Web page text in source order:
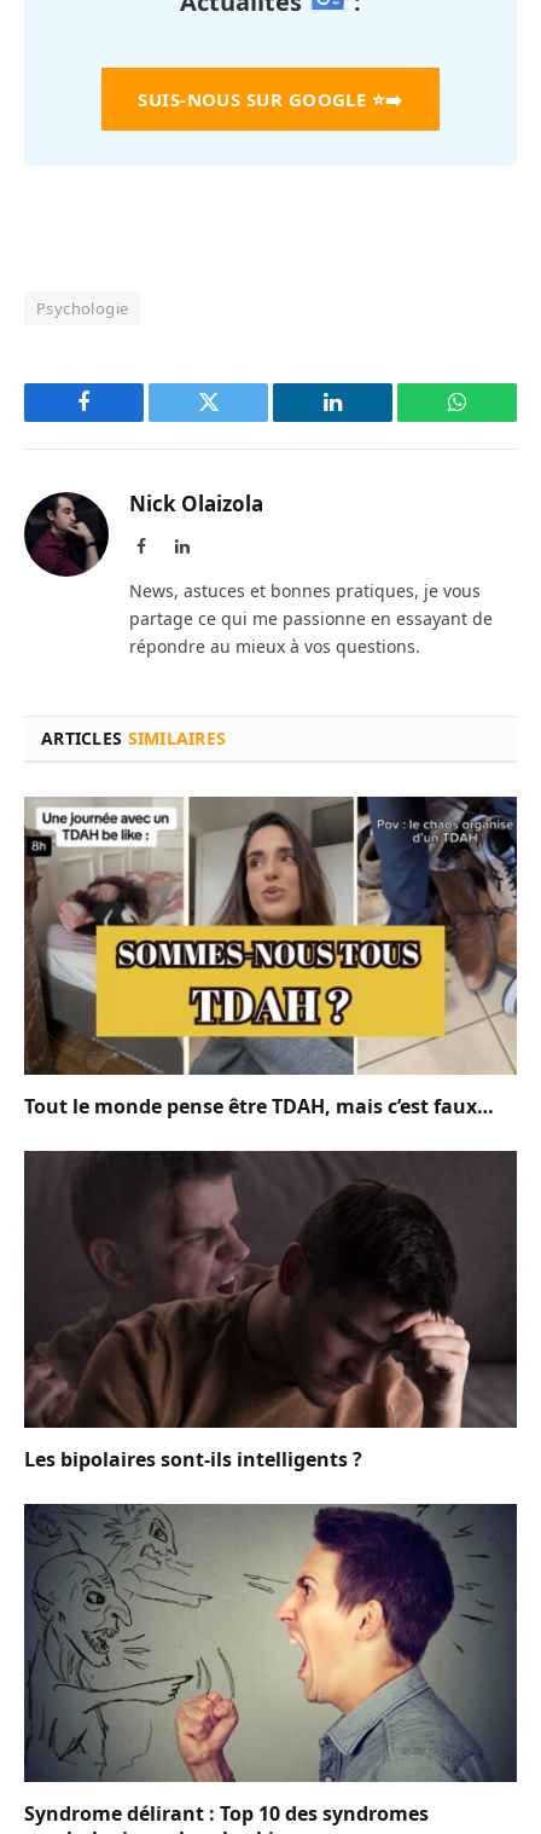
SUIS-NOUS SUR GOOGLE ⭐➡️
Psychologie
Facebook Twitter LinkedIn
Nick Olaizola
FacebookLinkedIn
News, astuces et bonnes pratiques, je vous
partage ce qui me passionne en essayant de
répondre au mieux à vos questions.
ARTICLES SIMILAIRES
Tout le monde pense être TDAH, mais c’est faux…
Les bipolaires sont-ils intelligents ?
Syndrome délirant : Top 10 des syndromes